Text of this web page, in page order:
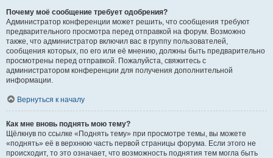
Почему моё сообщение требует одобрения?
Администратор конференции может решить, что сообщения требуют
предварительного просмотра перед отправкой на форум. Возможно
также, что администратор включил вас в группу пользователей,
сообщения которых, по его или её мнению, должны быть предварительно
просмотрены перед отправкой. Пожалуйста, свяжитесь с
администратором конференции для получения дополнительной
информации.
Вернуться к началу
Как мне вновь поднять мою тему?
Щёлкнув по ссылке «Поднять тему» при просмотре темы, вы можете
«поднять» её в верхнюю часть первой страницы форума. Если этого не
происходит, то это означает, что возможность поднятия тем могла быть